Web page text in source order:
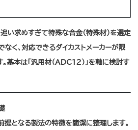
い求めすぎて特殊な合金（特殊材）を選定
なく、対応できるダイカストメーカーが限
基本は「汎用材（ADC12）」を軸に検討す
提となる製法の特徴を簡潔に整理します。